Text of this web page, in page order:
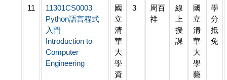
11
11301CS0003
Python語言程式
入門
Introduction to
Computer
Engineering
國
立
清
華
大
學
資
3
周百
祥
線
上
授
課
國
立
清
華
大
學
藝
學
分
抵
免